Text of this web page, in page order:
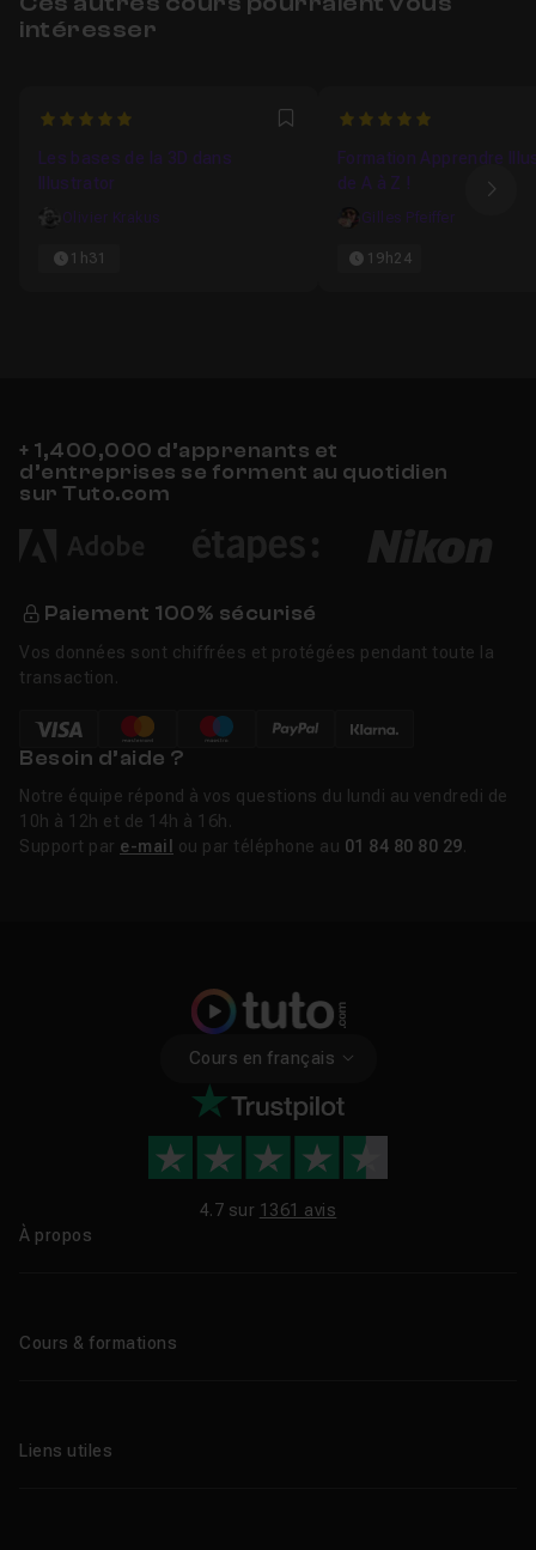
intéresser
5 Favori
Les bases de la 3D dans
Illustrator
Olivier Krakus
1h31
5
Formation Apprendre
de A à Z !
Gilles Pfeiffer
19h24
+ 1,400,000 d’apprenants et
d’entreprises se forment au quotidien
sur Tuto.com
Paiement 100% sécurisé
Vos données sont chiffrées et protégées pendant toute la
transaction.
Besoin d’aide ?
Notre équipe répond à vos questions du lundi au vendredi de
10h à 12h et de 14h à 16h.
Support par e-mail ou par téléphone au 01 84 80 80 29
Cours en français
4.7 sur 1361 avis
À propos
Cours & formations
Formations certifiantes
Liens utiles